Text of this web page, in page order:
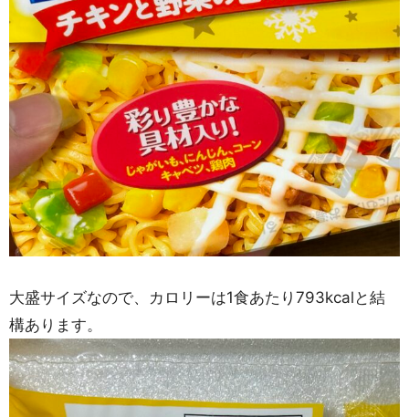
大盛サイズなので、カロリーは1食あたり793kcalと結
構あります。